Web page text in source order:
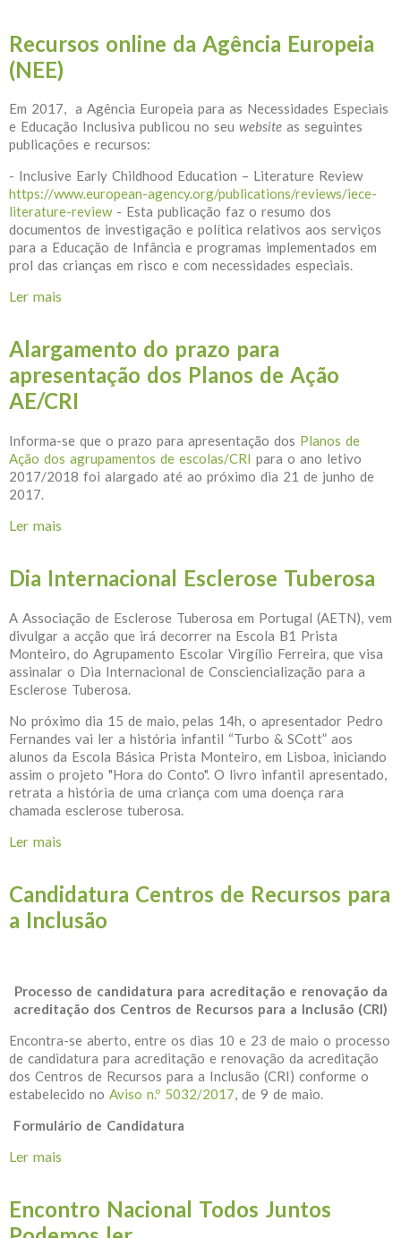
Recursos online da Agência Europeia
(NEE)
Em 2017, a Agência Europeia para as Necessidades Especiais
e Educação Inclusiva publicou no seu website as seguintes
publicações e recursos:
- Inclusive Early Childhood Education – Literature Review
https://www.european-agency.org/publications/reviews/iece-
literature-review- Esta publicação faz o resumo dos
documentos de investigação e política relativos aos serviços
para a Educação de Infância e programas implementados em
prol das crianças em risco e com necessidades especiais.
Ler mais
Alargamento do prazo para
apresentação dos Planos de Ação
AE/CRI
Informa-se que o prazo para apresentação dos Planos de
Ação dos agrupamentos de escolas/CRI para o ano letivo
2017/2018 foi alargado até ao próximo dia 21 de junho de
2017.
Ler mais
Dia Internacional Esclerose Tuberosa
A Associação de Esclerose Tuberosa em Portugal (AETN), vem
divulgar a acção que irá decorrer na Escola B1 Prista
Monteiro, do Agrupamento Escolar Virgílio Ferreira, que visa
assinalar o Dia Internacional de Consciencialização para a
Esclerose Tuberosa.
No próximo dia 15 de maio, pelas 14h, o apresentador Pedro
Fernandes vai ler a história infantil “Turbo & SCott” aos
alunos da Escola Básica Prista Monteiro, em Lisboa, iniciando
assim o projeto "Hora do Conto". O livro infantil apresentado,
retrata a história de uma criança com uma doença rara
chamada esclerose tuberosa.
Ler mais
Candidatura Centros de Recursos para
a Inclusão
Processo de candidatura para acreditação e renovação da
acreditação dos Centros de Recursos para a Inclusão (CRI)
Encontra-se aberto, entre os dias 10 e 23 de maio o processo
de candidatura para acreditação e renovação da acreditação
dos Centros de Recursos para a Inclusão (CRI) conforme o
estabelecido no Aviso n.º 5032/2017, de 9 de maio.
Formulário de Candidatura
Ler mais
Encontro Nacional Todos Juntos